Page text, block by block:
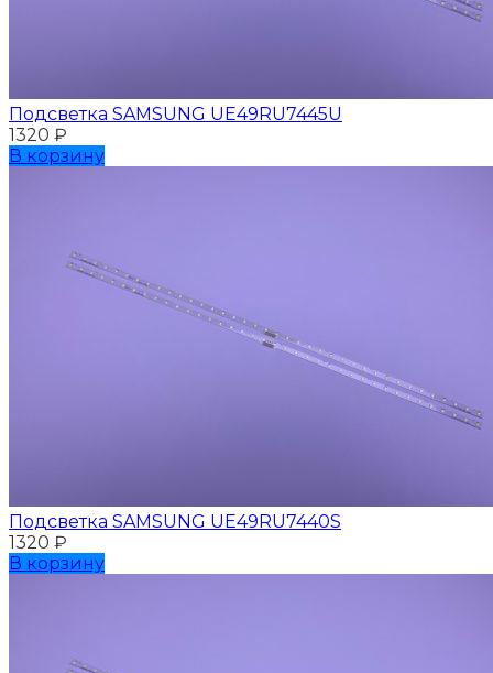
Подсветка SAMSUNG UЕ49RU7445U
1320 ₽
В корзину
Подсветка SAMSUNG UЕ49RU7440S
1320 ₽
В корзину